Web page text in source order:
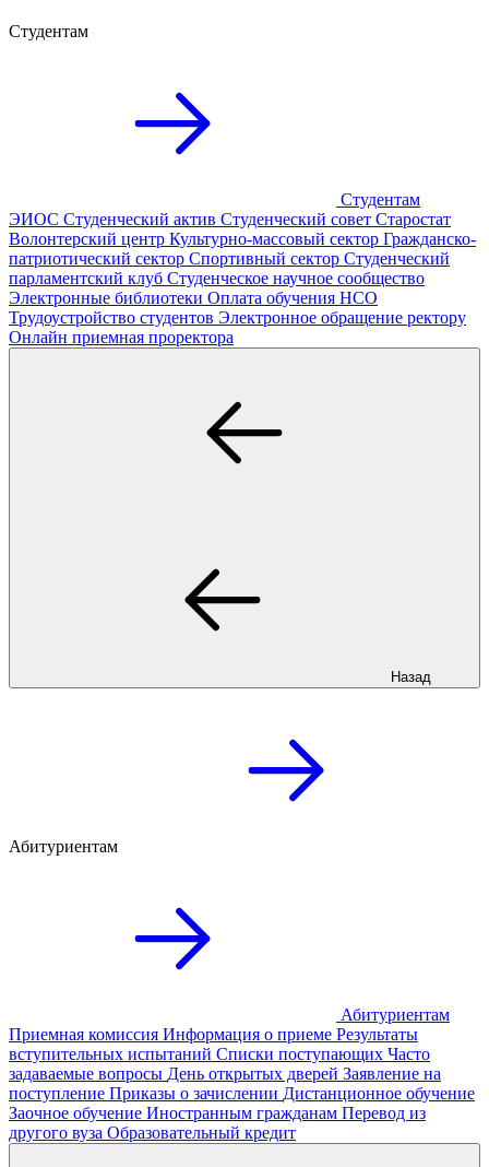
Студентам
Студентам
ЭИОС Студенческий актив Студенческий совет Старостат
Волонтерский центр Культурно-массовый сектор Гражданско-
патриотический сектор Спортивный сектор Студенческий
парламентский клуб Студенческое научное сообщество
Электронные библиотеки Оплата обучения НСО
Трудоустройство студентов Электронное обращение ректору
Онлайн приемная проректора
Назад
Абитуриентам
Абитуриентам
Приемная комиссия Информация о приеме Результаты
вступительных испытаний Списки поступающих Часто
задаваемые вопросы День открытых дверей Заявление на
поступление Приказы о зачислении Дистанционное обучение
Заочное обучение Иностранным гражданам Перевод из
другого вуза Образовательный кредит